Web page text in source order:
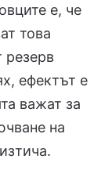
е, че
това
резерв
ефектът е
важат за
на